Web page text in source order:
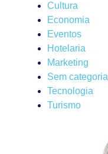
Cultura
Economia
Eventos
Hotelaria
Marketing
Sem categoria
Tecnologia
Turismo